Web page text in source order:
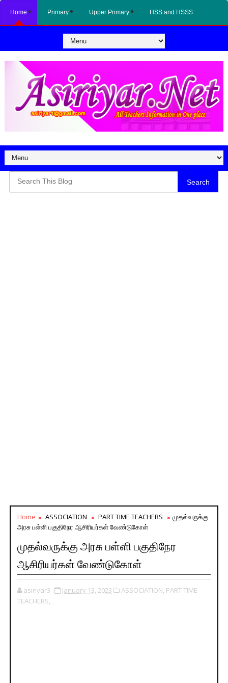
Home Primary Upper Primary HSS and HSSS
Search
Home ASSOCIATION PART TIME TEACHERS
முதல்வருக்கு
அரசு பள்ளி பகுதிநேர ஆசிரியர்கள் வேண்டுகோள்
முதல்வருக்கு அரசு பள்ளி பகுதிநேர
ஆசிரியர்கள் வேண்டுகோள்
asiriyar3 January 13, 2023 ASSOCIATION, PART TIME
TEACHERS,